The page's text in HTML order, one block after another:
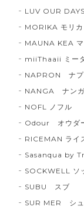
LUV OUR
MORIKA モリカ
MAUNA KEA マ
miiThaaii ミー
NAPRON ナプ
NANGA ナンガ
NOFL ノフル
Odour オウダ
RICEMAN ライ
Sasanqua by
SOCKWELL ソ
SUBU スブ
SUR MER シュ